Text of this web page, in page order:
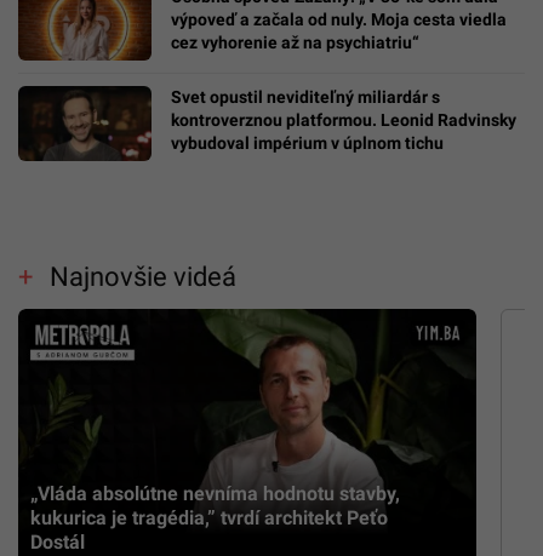
výpoveď a začala od nuly. Moja cesta viedla
cez vyhorenie až na psychiatriu“
Svet opustil neviditeľný miliardár s
kontroverznou platformou. Leonid Radvinsky
vybudoval impérium v úplnom tichu
Najnovšie videá
„Vláda absolútne nevníma hodnotu stavby,
kukurica je tragédia,” tvrdí architekt Peťo
Dostál